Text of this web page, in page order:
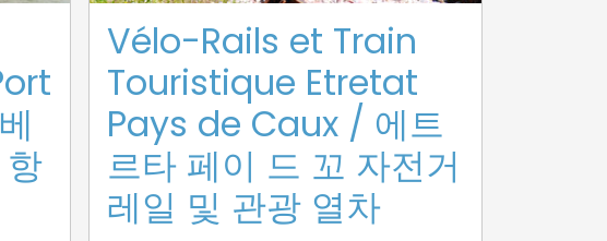
Vélo-Rails et Train
Touristique Etretat
Pays de Caux / 에트
르타 페이 드 꼬 자전거
레일 및 관광 열차